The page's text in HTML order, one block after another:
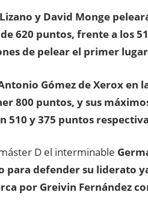
y David Monge
620 puntos, frente a los
de pelear el primer
Gómez de Xerox en
800 puntos, y sus
510 y 375 puntos
D el interminable
para defender su liderato
por Greivin Fernández